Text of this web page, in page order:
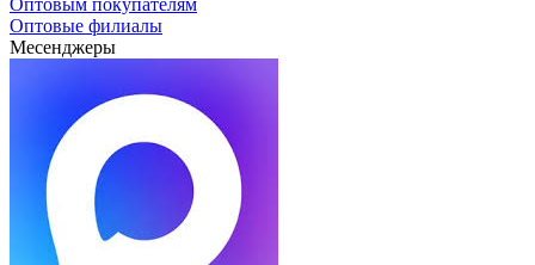
Оптовым покупателям
Оптовые филиалы
Месенджеры